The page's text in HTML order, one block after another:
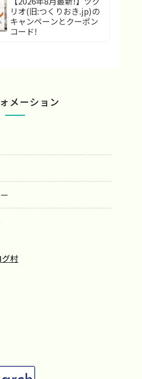
リオ(旧:つくりおき.jp)の
キャンペーンとクーポン
コード!
メーション
村